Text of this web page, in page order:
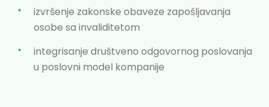
izvršenje zakonske obaveze zapošljavanja
osobe sa invaliditetom
integrisanje društveno odgovornog poslovanja
u poslovni model kompanije